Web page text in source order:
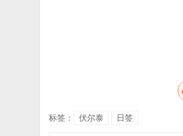
标签： 伏尔泰 日签